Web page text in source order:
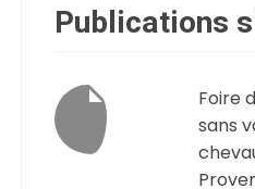
Publications
Foire
sans